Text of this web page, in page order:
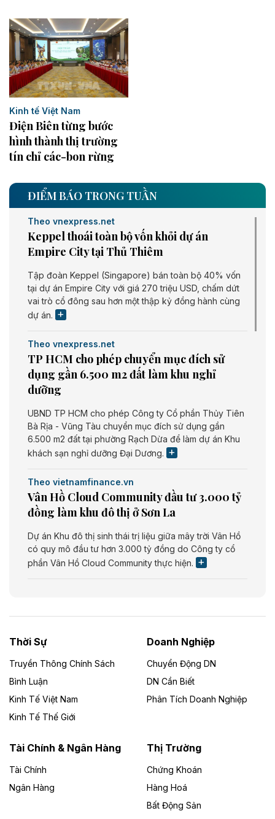
Kinh tế Việt Nam
Điện Biên từng bước
hình thành thị trường
tín chỉ các-bon rừng
ĐIỂM BÁO TRONG TUẦN
Theo vnexpress.net
Keppel thoái toàn bộ vốn khỏi dự án
Empire City tại Thủ Thiêm
Tập đoàn Keppel (Singapore) bán toàn bộ 40% vốn
tại dự án Empire City với giá 270 triệu USD, chấm dứt
vai trò cổ đông sau hơn một thập kỷ đồng hành cùng
dự án.
Theo vnexpress.net
TP HCM cho phép chuyển mục đích sử
dụng gần 6.500 m2 đất làm khu nghỉ
dưỡng
UBND TP HCM cho phép Công ty Cổ phần Thủy Tiên
Bà Rịa - Vũng Tàu chuyển mục đích sử dụng gần
6.500 m2 đất tại phường Rạch Dừa để làm dự án Khu
khách sạn nghỉ dưỡng Đại Dương.
Theo vietnamfinance.vn
Vân Hồ Cloud Community đầu tư 3.000 tỷ
đồng làm khu đô thị ở Sơn La
Dự án Khu đô thị sinh thái trị liệu giữa mây trời Vân Hồ
có quy mô đầu tư hơn 3.000 tỷ đồng do Công ty cổ
phần Vân Hồ Cloud Community thực hiện.
Dự án Nhà máy xử lý rác và phát điện Bắc Giang do
Công ty TNHH Năng lượng môi trường Bắc Giang làm
Theo vietnamfinance.vn
Đức Long Gia Lai mở rộng ‘hệ sinh thái’
Lai
Bốn doanh nghiệp có sự góp vốn của Công ty Cổ
phần Tập đoàn Đức Long Gia Lai (HoSE: DLG) được
Gia Lai với tổng vốn hơn 4.750 tỷ đồng.
Thời Sự
Truyền Thông Chính Sách
Bình Luận
Kinh Tế Việt Nam
Kinh Tế Thế Giới
Doanh Nghiệp
Chuyển Động DN
DN Cần Biết
Phân Tích Doanh Nghiệp
Tài Chính & Ngân Hàng
Tài Chính
Ngân Hàng
Thị Trường
Chứng Khoán
Hàng Hoá
Bất Động Sản